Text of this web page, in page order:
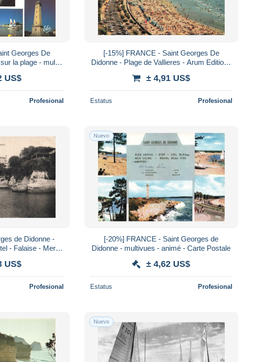
Georges De
la plage - multi-
US$
Profesional
[-15%] FRANCE - Saint Georges De
Didonne - Plage de Vallieres - Arum Editions
± 4,91 US$
Estatus Profesional
de Didonne -
- Falaise - Mer -
US$
Profesional
Nuevo
[-20%] FRANCE - Saint Georges de
Didonne - multivues - animé - Carte Postale
± 4,62 US$
Estatus Profesional
Nuevo